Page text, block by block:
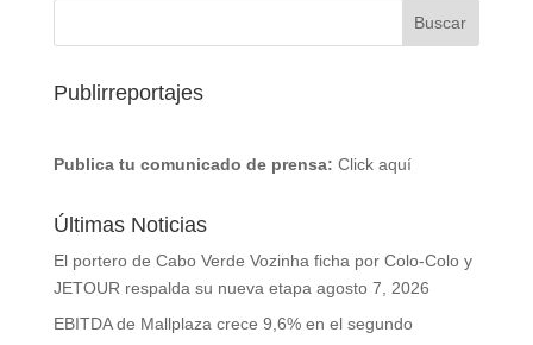
Publirreportajes
Publica tu comunicado de prensa: Click aquí
Últimas Noticias
El portero de Cabo Verde Vozinha ficha por Colo-Colo y
JETOUR respalda su nueva etapa agosto 7, 2026
EBITDA de Mallplaza crece 9,6% en el segundo